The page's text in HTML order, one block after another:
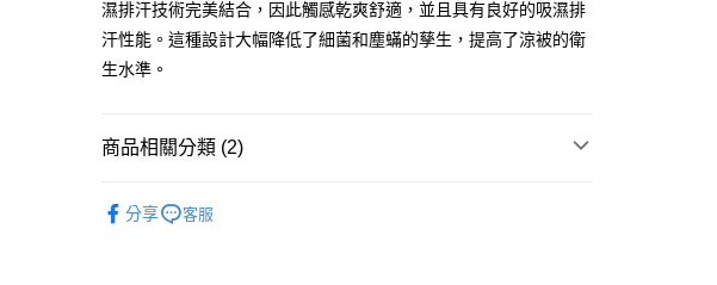
每筆NT$60，滿NT$599(含以上)免運費
離島-全家取貨付款
付款後全家取貨
7-11取貨付款
濕排汗技術完美結合，因此觸感乾爽舒適，並且具有良好的吸濕排
汗性能。這種設計大幅降低了細菌和塵蟎的孳生，提高了涼被的衛
生水準。
商品相關分類 (2)
分享 客服